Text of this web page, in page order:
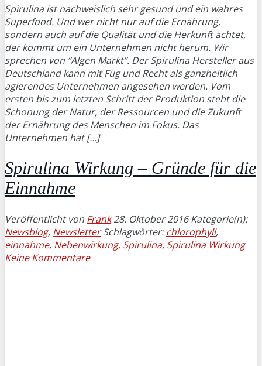
Spirulina ist nachweislich sehr gesund und ein wahres
Superfood. Und wer nicht nur auf die Ernährung,
sondern auch auf die Qualität und die Herkunft achtet,
der kommt um ein Unternehmen nicht herum. Wir
sprechen von “Algen Markt”. Der Spirulina Hersteller aus
Deutschland kann mit Fug und Recht als ganzheitlich
agierendes Unternehmen angesehen werden. Vom
ersten bis zum letzten Schritt der Produktion steht die
Schonung der Natur, der Ressourcen und die Zukunft
der Ernährung des Menschen im Fokus. Das
Unternehmen hat […]
Spirulina Wirkung – Gründe für die
Einnahme
Veröffentlicht von Frank 28. Oktober 2016 Kategorie(n):
Newsblog, NewsletterSchlagwörter:chlorophyll,
einnahme, Nebenwirkung, Spirulina, Spirulina Wirkung
Keine Kommentare